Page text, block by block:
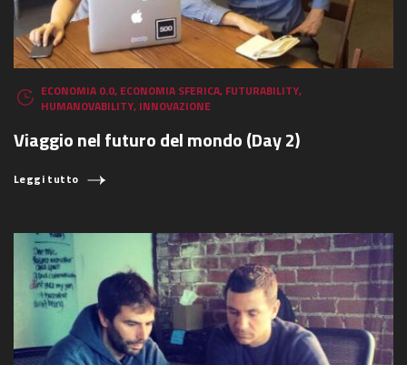
ECONOMIA 0.0, ECONOMIA SFERICA, FUTURABILITY,
HUMANOVABILITY, INNOVAZIONE
Viaggio nel futuro del mondo (Day 2)
Leggi tutto